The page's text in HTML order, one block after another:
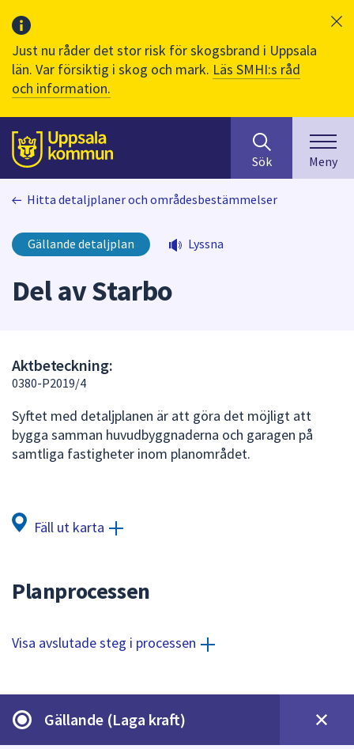
Just nu råder det stor risk för skogsbrand i Uppsala
län. Var försiktig i skog och mark. Läs SMHI:s råd
och information.
Till sidans
huvudinnehåll
efter
innehåll
på
webbplatsen.
under
fältet.
Använd
av
Sök Meny
Hitta detaljplaner och områdesbestämmelser
Gällande detaljplan Lyssna
Del av Starbo
Aktbeteckning:
0380-P2019/4
Syftet med detaljplanen är att göra det möjligt att
bygga samman huvudbyggnaderna och garagen på
samtliga fastigheter inom planområdet.
Fäll ut karta
Planprocessen
Visa avslutade steg i processen
Gällande (Laga kraft)